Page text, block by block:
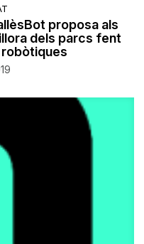
proposa als
dels parcs fent